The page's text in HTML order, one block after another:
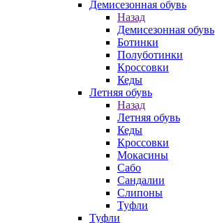
Демисезонная обувь
Назад
Демисезонная обувь
Ботинки
Полуботинки
Кроссовки
Кеды
Летняя обувь
Назад
Летняя обувь
Кеды
Кроссовки
Мокасины
Сабо
Сандалии
Слипоны
Туфли
Туфли